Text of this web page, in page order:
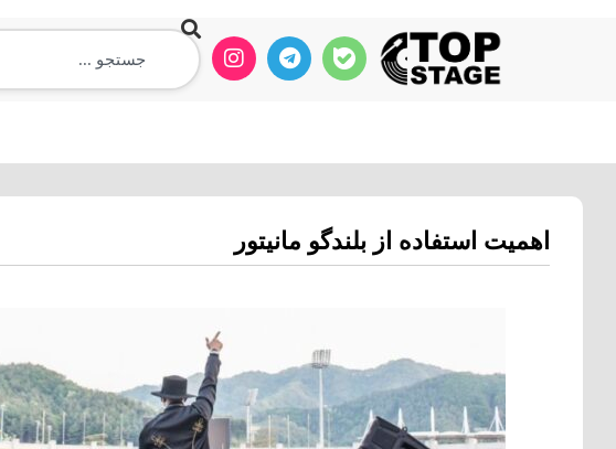
اهمیت استفاده از بلندگو مانیتور